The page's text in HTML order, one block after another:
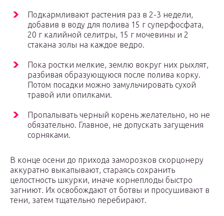
Подкармливают растения раз в 2-3 недели,
добавив в воду для полива 15 г суперфосфата,
20 г калийной селитры, 15 г мочевины и 2
стакана золы на каждое ведро.
Пока ростки мелкие, землю вокруг них рыхлят,
разбивая образующуюся после полива корку.
Потом посадки можно замульчировать сухой
травой или опилками.
Пропалывать черный корень желательно, но не
обязательно. Главное, не допускать загущения
сорняками.
В конце осени до прихода заморозков скорцонеру
аккуратно выкапывают, стараясь сохранить
целостность шкурки, иначе корнеплоды быстро
загниют. Их освобождают от ботвы и просушивают в
тени, затем тщательно перебирают.